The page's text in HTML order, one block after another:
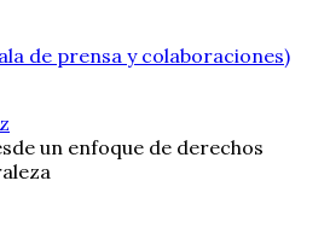
de prensa y colaboraciones)
un enfoque de derechos